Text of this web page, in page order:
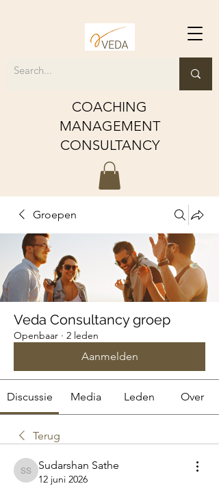
COACHING
MANAGEMENT
CONSULTANCY
Groepen
Veda Consultancy groep
Openbaar · 2 leden
Aanmelden
Discussie Media Leden Over
Terug
Sudarshan Sathe
Sudarshan Sathe
12 juni 2026